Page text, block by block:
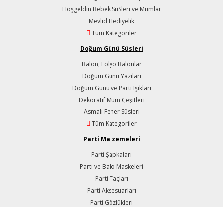
Hoşgeldin Bebek SüSleri ve Mumlar
Mevlid Hediyelik
Tüm Kategoriler
Doğum Günü Süsleri
Balon, Folyo Balonlar
Doğum Günü Yazıları
Doğum Günü ve Parti Işıkları
Dekoratif Mum Çeşitleri
Asmalı Fener Süsleri
Tüm Kategoriler
Parti Malzemeleri
Parti Şapkaları
Parti ve Balo Maskeleri
Parti Taçları
Parti Aksesuarları
Parti Gözlükleri